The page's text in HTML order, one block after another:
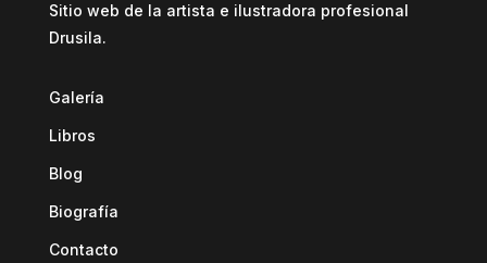
Sitio web de la artista e ilustradora profesional
Drusila.
Galería
Libros
Blog
Biografía
Contacto